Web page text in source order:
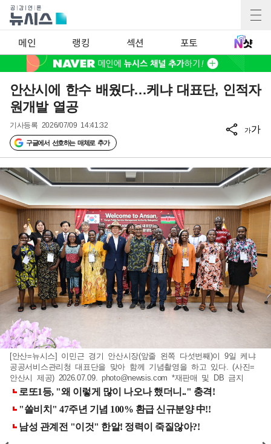
메인 랭킹 섹션 포토
안산시에 한수 배웠다…케냐 대표단, 인적자
원개발 열공
기사등록 2026/07/09 14:41:32
구글에서 선호하는 매체로 추가
가가
[안산=뉴시스] 이민근 경기 안산시장(앞줄 왼쪽 다섯번째)이 9일 케냐
공공서비스관리청 대표단을 맞아 함께 기념촬영을 하고 있다. (사진=
안산시 제공) 2026.07.09. photo@newsis.com *재판매 및 DB 금지